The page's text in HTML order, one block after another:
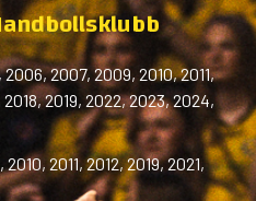
2007, 2009, 2010, 2011,
2018, 2019, 2022, 2023, 2024,
2011, 2012, 2019, 2021,